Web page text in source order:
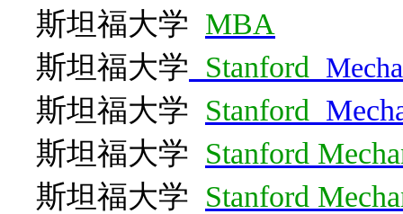
斯坦福大学 MBA
斯坦福大学 Stanford
斯坦福大学 Stanford
斯坦福大学 Stanford
斯坦福大学 Stanford